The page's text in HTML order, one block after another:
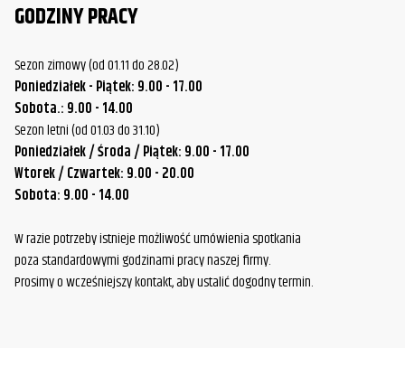
GODZINY PRACY
Sezon zimowy (od 01.11 do 28.02)
Poniedziałek - Piątek: 9.00 - 17.00
Sobota.: 9.00 - 14.00
Sezon letni (od 01.03 do 31.10)
Poniedziałek / Środa / Piątek: 9.00 - 17.00
Wtorek / Czwartek: 9.00 - 20.00
Sobota: 9.00 - 14.00
W razie potrzeby istnieje możliwość umówienia spotkania
poza standardowymi godzinami pracy naszej firmy.
Prosimy o wcześniejszy kontakt, aby ustalić dogodny termin.